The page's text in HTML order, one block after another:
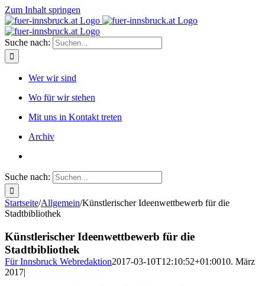
Zum Inhalt springen
Suche nach:
Wer wir sind
Wo für wir stehen
Mit uns in Kontakt treten
Archiv
Suche nach:
Startseite/Allgemein/Künstlerischer Ideenwettbewerb für die
Stadtbibliothek
Künstlerischer Ideenwettbewerb für die
Stadtbibliothek
Für Innsbruck Webredaktion2017-03-10T12:10:52+01:0010. März
2017|